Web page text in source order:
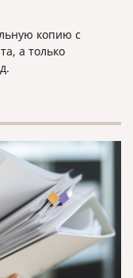
копию с
а только